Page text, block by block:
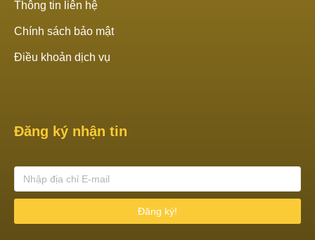
Thông tin liên hệ
Chính sách bảo mật
Điều khoản dịch vụ
Đăng ký nhận tin
Đăng ký!